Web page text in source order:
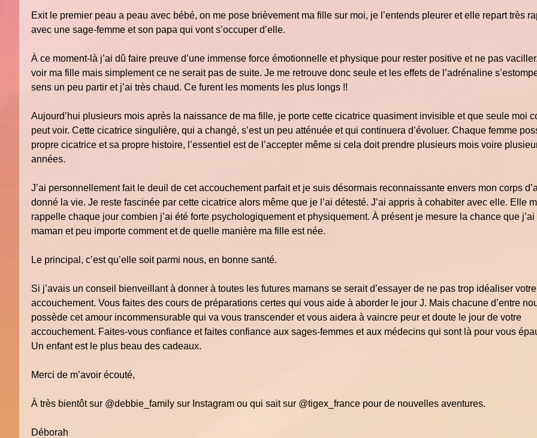
Exit le premier peau a peau avec bébé, on me pose brièvement ma fille sur moi, je l’entends pleurer et elle repart très
avec une sage-femme et son papa qui vont s’occuper d’elle.
À ce moment-là j’ai dû faire preuve d’une immense force émotionnelle et physique pour rester positive et ne pas
voir ma fille mais simplement ce ne serait pas de suite. Je me retrouve donc seule et les effets de l’adrénaline
sens un peu partir et j’ai très chaud. Ce furent les moments les plus longs !!
Aujourd’hui plusieurs mois après la naissance de ma fille, je porte cette cicatrice quasiment invisible et que seule moi
peut voir. Cette cicatrice singulière, qui a changé, s’est un peu atténuée et qui continuera d’évoluer. Chaque femme
propre cicatrice et sa propre histoire, l’essentiel est de l’accepter même si cela doit prendre plusieurs mois voire
années.
J’ai personnellement fait le deuil de cet accouchement parfait et je suis désormais reconnaissante envers mon corps
donné la vie. Je reste fascinée par cette cicatrice alors même que je l’ai détesté. J’ai appris à cohabiter avec elle. Elle
rappelle chaque jour combien j’ai été forte psychologiquement et physiquement. À présent je mesure la chance que j’ai
maman et peu importe comment et de quelle manière ma fille est née.
Le principal, c’est qu’elle soit parmi nous, en bonne santé.
Si j’avais un conseil bienveillant à donner à toutes les futures mamans se serait d’essayer de ne pas trop idéaliser votre
accouchement. Vous faites des cours de préparations certes qui vous aide à aborder le jour J. Mais chacune d’entre
possède cet amour incommensurable qui va vous transcender et vous aidera à vaincre peur et doute le jour de votre
accouchement. Faites-vous confiance et faites confiance aux sages-femmes et aux médecins qui sont là pour vous
Un enfant est le plus beau des cadeaux.
Merci de m’avoir écouté,
À très bientôt sur @debbie_family sur Instagram ou qui sait sur @tigex_france pour de nouvelles aventures.
Déborah